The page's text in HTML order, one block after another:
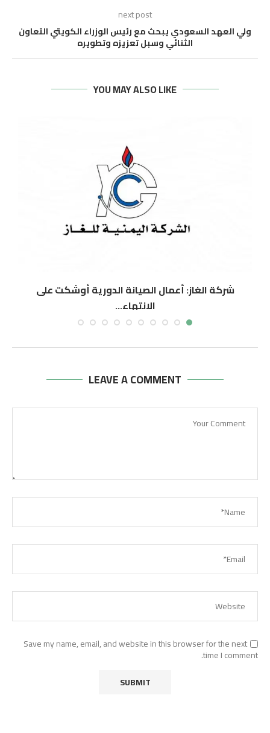
next post
ولي العهد السعودي يبحث مع رئيس الوزراء الكويتي التعاون
الثنائي وسبل تعزيزه وتطويره
YOU MAY ALSO LIKE
شركة الغاز: أعمال الصيانة الدورية أوشكت على
الانتهاء...
أغسطس 6, 2026
LEAVE A COMMENT
Save my name, email, and website in this browser for the next
time I comment.